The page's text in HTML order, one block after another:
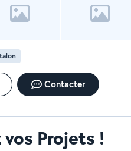
Contacter
vos Projets !